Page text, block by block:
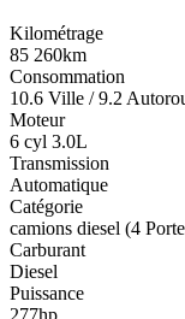
Kilométrage
85 260km
Consommation
10.6 Ville / 9.2
Moteur
6 cyl 3.0L
Transmission
Automatique
Catégorie
camions diesel (4
Carburant
Diesel
Puissance